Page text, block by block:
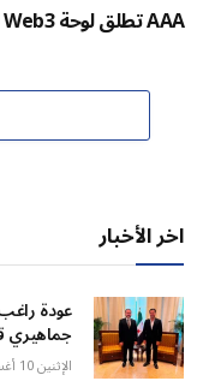
AAA تطلق لوحة Web3 لنزاعات العملات المشفرة
اخر الأخبار
عودة
جماهيري
الإثنين 10 أغسطس 9:21 ص